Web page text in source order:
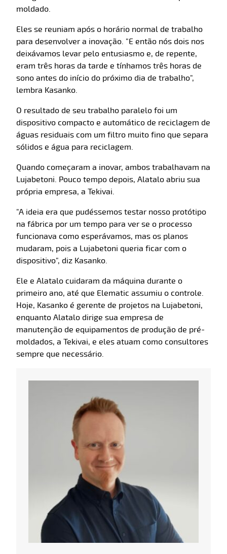
moldado.
Eles se reuniam após o horário normal de trabalho
para desenvolver a inovação. "E então nós dois nos
deixávamos levar pelo entusiasmo e, de repente,
eram três horas da tarde e tínhamos três horas de
sono antes do início do próximo dia de trabalho",
lembra Kasanko.
O resultado de seu trabalho paralelo foi um
dispositivo compacto e automático de reciclagem de
águas residuais com um filtro muito fino que separa
sólidos e água para reciclagem.
Quando começaram a inovar, ambos trabalhavam na
Lujabetoni. Pouco tempo depois, Alatalo abriu sua
própria empresa, a Tekivai.
"A ideia era que pudéssemos testar nosso protótipo
na fábrica por um tempo para ver se o processo
funcionava como esperávamos, mas os planos
mudaram, pois a Lujabetoni queria ficar com o
dispositivo", diz Kasanko.
Ele e Alatalo cuidaram da máquina durante o
primeiro ano, até que Elematic assumiu o controle.
Hoje, Kasanko é gerente de projetos na Lujabetoni,
enquanto Alatalo dirige sua empresa de
manutenção de equipamentos de produção de pré-
moldados, a Tekivai, e eles atuam como consultores
sempre que necessário.